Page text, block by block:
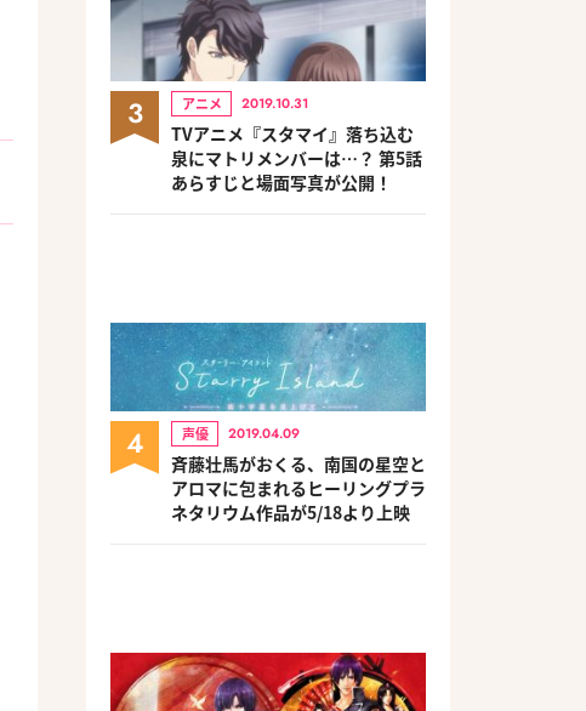
3 アニメ 2019.10.31
TVアニメ『スタマイ』落ち込む
泉にマトリメンバーは…？ 第5話
あらすじと場面写真が公開！
4 声優 2019.04.09
斉藤壮馬がおくる、南国の星空と
アロマに包まれるヒーリングプラ
ネタリウム作品が5/18より上映